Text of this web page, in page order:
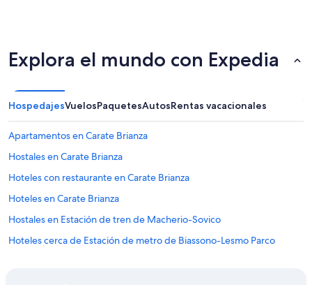
Explora el mundo con Expedia
HospedajesVuelosPaquetesAutosRentas vacacionales
Apartamentos en Carate Brianza
Hostales en Carate Brianza
Hoteles con restaurante en Carate Brianza
Hoteles en Carate Brianza
Hostales en Estación de tren de Macherio-Sovico
Hoteles cerca de Estación de metro de Biassono-Lesmo Parco